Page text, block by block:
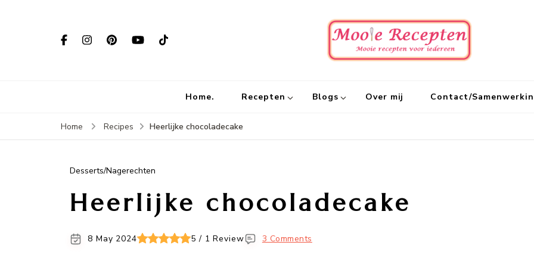
Home. Recepten Blogs Over mij Contact/
Home Recipes Heerlijke chocoladecake
Desserts/Nagerechten
Heerlijke chocoladecake
8 May 2024 5 / 1 Review 3 Comments